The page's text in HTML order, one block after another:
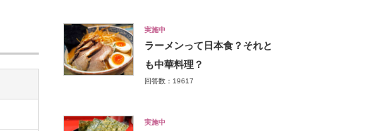
実施中
ラーメンって日本食？それと
も中華料理？
回答数：19617
実施中